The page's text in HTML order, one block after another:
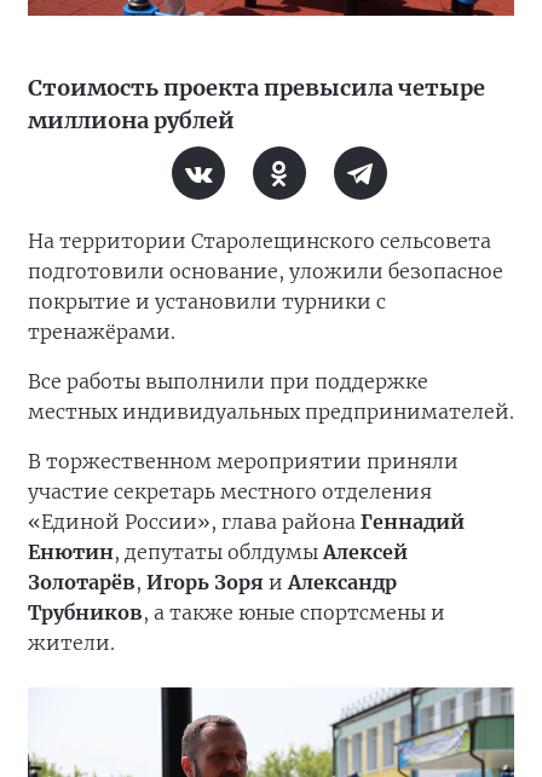
Стоимость проекта превысила четыре
миллиона рублей
На территории Старолещинского сельсовета
подготовили основание, уложили безопасное
покрытие и установили турники с
тренажёрами.
Все работы выполнили при поддержке
местных индивидуальных предпринимателей.
В торжественном мероприятии приняли
участие секретарь местного отделения
«Единой России», глава района Геннадий
Енютин, депутаты облдумыАлексей
Золотарёв, Игорь Зоря иАлександр
Трубников, а также юные спортсмены и
жители.